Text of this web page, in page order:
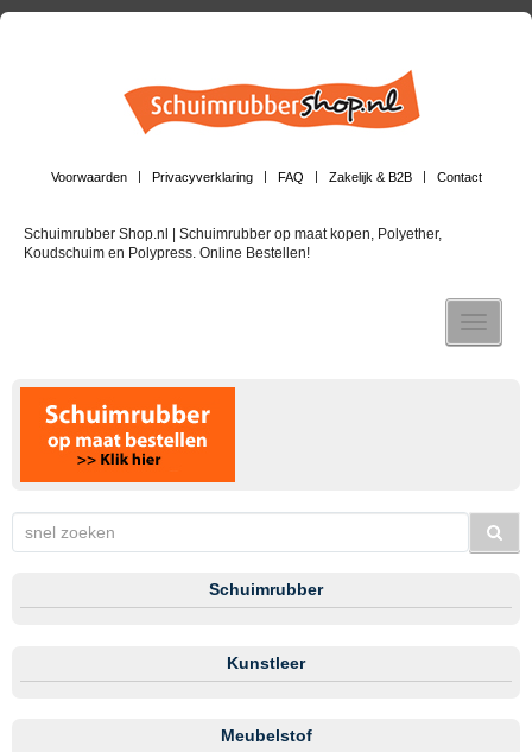
Voorwaarden Privacyverklaring FAQ Zakelijk & B2B Contact
Schuimrubber Shop.nl | Schuimrubber op maat kopen, Polyether,
Koudschuim en Polypress. Online Bestellen!
Toggle
Schuimrubber
Kunstleer
Meubelstof